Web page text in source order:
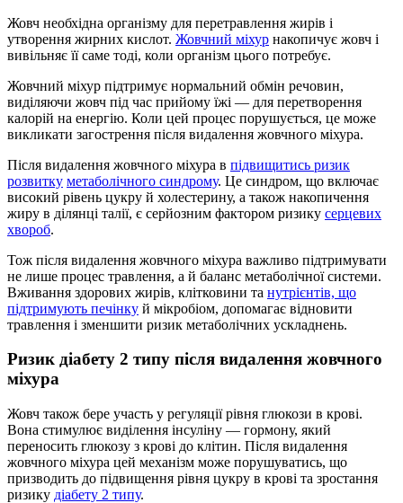
Жовч необхідна організму для перетравлення жирів і
утворення жирних кислот. Жовчний міхур накопичує жовч і
вивільняє її саме тоді, коли організм цього потребує.
Жовчний міхур підтримує нормальний обмін речовин,
виділяючи жовч під час прийому їжі — для перетворення
калорій на енергію. Коли цей процес порушується, це може
викликати загострення після видалення жовчного міхура.
Після видалення жовчного міхура в підвищитись ризик
розвитку метаболічного синдрому. Це синдром, що включає
високий рівень цукру й холестерину, а також накопичення
жиру в ділянці талії, є серйозним фактором ризику серцевих
хвороб.
Тож після видалення жовчного міхура важливо підтримувати
не лише процес травлення, а й баланс метаболічної системи.
Вживання здорових жирів, клітковини та нутрієнтів, що
підтримують печінку й мікробіом, допомагає відновити
травлення і зменшити ризик метаболічних ускладнень.
Ризик діабету 2 типу після видалення жовчного
міхура
Жовч також бере участь у регуляції рівня глюкози в крові.
Вона стимулює виділення інсуліну — гормону, який
переносить глюкозу з крові до клітин. Після видалення
жовчного міхура цей механізм може порушуватись, що
призводить до підвищення рівня цукру в крові та зростання
ризику діабету 2 типу.